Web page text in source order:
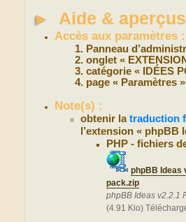
► Aide &
Accès aux paramètres :
Panneau
onglet «
catégorie « IDÉES
page « Paramètres
Note(s) :
obtenir latraduction
l’extension « phpBB
PHP - fichiers
phpBB Ideas
pack.zip
phpBB Ideas v2.2.1
(4.91 Kio)